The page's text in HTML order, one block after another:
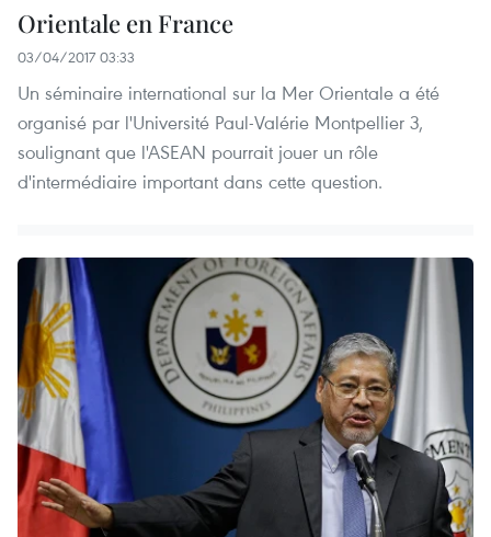
Orientale en France
03/04/2017 03:33
Un séminaire international sur la Mer Orientale a été
organisé par l'Université Paul-Valérie Montpellier 3,
soulignant que l'ASEAN pourrait jouer un rôle
d'intermédiaire important dans cette question.